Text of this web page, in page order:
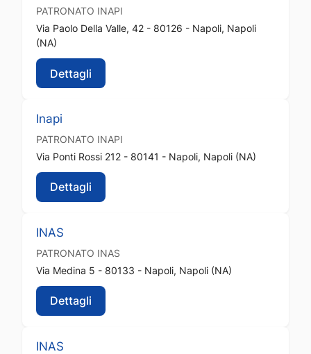
PATRONATO INAPI
Via Paolo Della Valle, 42 - 80126 - Napoli, Napoli
(NA)
Dettagli
Inapi
PATRONATO INAPI
Via Ponti Rossi 212 - 80141 - Napoli, Napoli (NA)
Dettagli
INAS
PATRONATO INAS
Via Medina 5 - 80133 - Napoli, Napoli (NA)
Dettagli
INAS